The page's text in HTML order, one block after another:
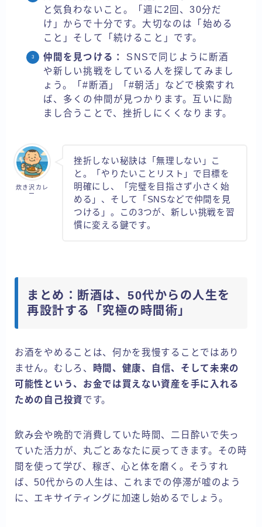
と気負わないこと。「週に2回、30分だ
け」からで十分です。大切なのは「始める
こと」そして「続けること」です。
仲間を見つける：
SNSで同じように断酒
や新しい挑戦をしている人を探してみまし
ょう。「#断酒」「#朝活」などで検索すれ
ば、多くの仲間が見つかります。互いに励
まし合うことで、挫折しにくくなります。
炊き沢カレ
ー
挫折しない秘訣は「無理しない」こ
と。「やりたいことリスト」で目標を
明確にし、「完璧を目指さず小さく始
める」、そして「SNSなどで仲間を見
つける」。この3つが、新しい挑戦を習
慣に変える鍵です。
まとめ：断酒は、50代からの人生を
再設計する「究極の時間術」
お酒をやめることは、何かを我慢することではあり
ません。むしろ、
時間、健康、自信、そして未来の
可能性という、お金では買えない資産を手に入れる
ための自己投資です。
飲み会や晩酌で消費していた時間、二日酔いで失っ
ていた活力が、丸ごとあなたに戻ってきます。その時
間を使って学び、稼ぎ、心と体を磨く。そうすれ
ば、50代からの人生は、これまでの停滞が嘘のよう
に、エキサイティングに加速し始めるでしょう。